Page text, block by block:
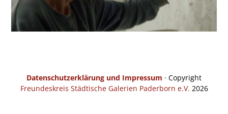
Datenschutzerklärung und Impressum · Copyright
Freundeskreis Städtische Galerien Paderborn e.V. 2026